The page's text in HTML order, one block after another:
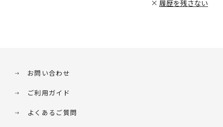
履歴を残さない
お問い合わせ
ご利用ガイド
よくあるご質問